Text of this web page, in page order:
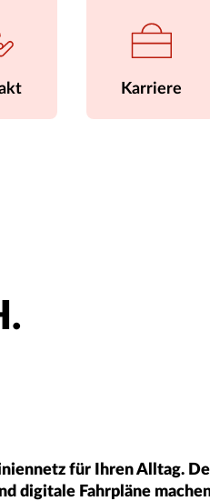
Karriere
für Ihren Alltag.
digitale Fahrpläne